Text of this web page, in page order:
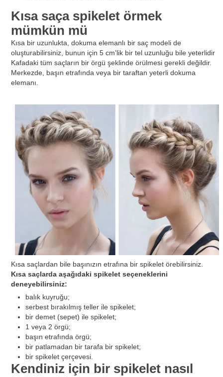
Kısa saça spikelet örmek
mümkün mü
Kısa bir uzunlukta, dokuma elemanlı bir saç modeli de
oluşturabilirsiniz, bunun için 5 cm'lik bir tel uzunluğu bile yeterlidir
Kafadaki tüm saçların bir örgü şeklinde örülmesi gerekli değildir.
Merkezde, başın etrafında veya bir taraftan yeterli dokuma
elemanı.
Kısa saçlardan bile başınızın etrafına bir spikelet örebilirsiniz.
Kısa saçlarda aşağıdaki spikelet seçeneklerini
deneyebilirsiniz:
balık kuyruğu;
serbest bırakılmış teller ile spikelet;
bir demet (sepet) ile spikelet;
1 veya 2 örgü;
başın etrafında örgü;
bir patlamadan bir tarafa bir spikelet;
bir spikelet çerçevesi.
Kendiniz için bir spikelet nasıl